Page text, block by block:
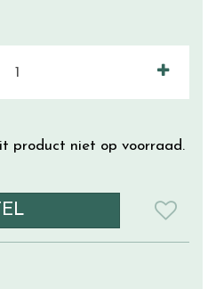
product niet op voorraad.